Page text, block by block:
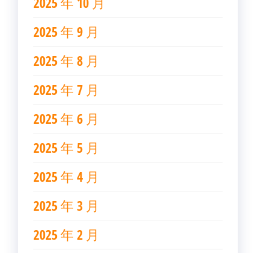
2025 年 9 月
2025 年 8 月
2025 年 7 月
2025 年 6 月
2025 年 5 月
2025 年 4 月
2025 年 3 月
2025 年 2 月